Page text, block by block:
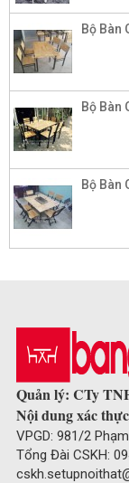
Bộ Bàn
Bộ Bàn
Bộ Bàn
Quản lý: CTy
Nội dung xác
VPGD: 981/2
Tổng Đài CSKH: